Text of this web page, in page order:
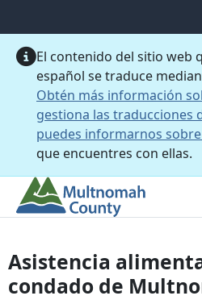
El contenido del sitio web
español se traduce
Obtén más información
gestiona las traducciones
puedes informarnos
que encuentres con ellas.
Asistencia
condado de